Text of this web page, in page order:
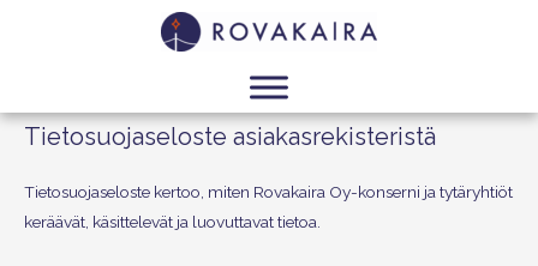
Tietosuojaseloste asiakasrekisteristä
Tietosuojaseloste kertoo, miten Rovakaira Oy-konserni ja tytäryhtiöt
keräävät, käsittelevät ja luovuttavat tietoa.